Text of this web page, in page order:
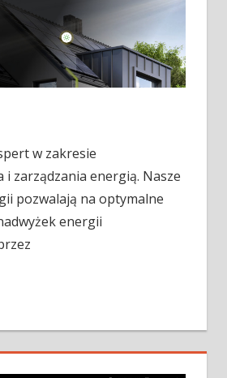
w zakresie
i zarządzania energią. Nasze
pozwalają na optymalne
energii